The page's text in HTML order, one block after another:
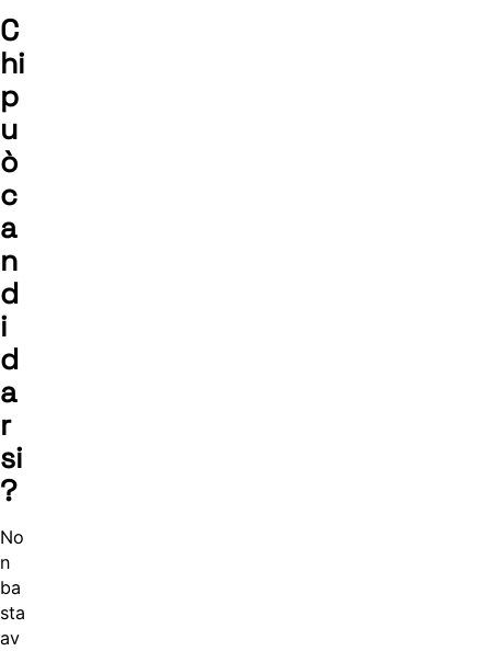
C
hi
p
u
ò
c
a
n
d
i
d
a
r
si
?
No
n
ba
sta
av